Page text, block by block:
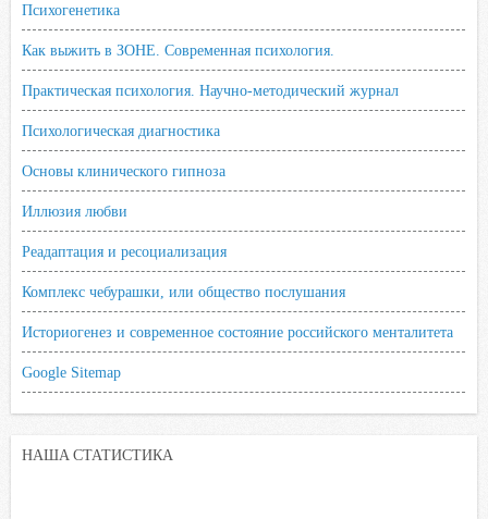
Психогенетика
Как выжить в ЗОНЕ. Современная психология.
Практическая психология. Научно-методический журнал
Психологическая диагностика
Основы клинического гипноза
Иллюзия любви
Реадаптация и ресоциализация
Комплекс чебурашки, или общество послушания
Историогенез и современное состояние российского менталитета
Google Sitemap
НАША СТАТИСТИКА